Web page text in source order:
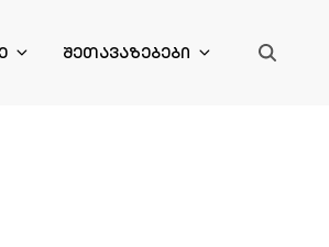
ᲨᲔᲗᲐᲕᲐᲖᲔᲑᲔᲑᲘ